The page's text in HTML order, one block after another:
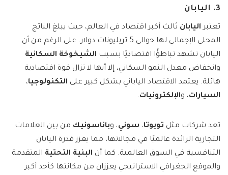
3. اليابان
تعتبر اليابان ثالث أكبر اقتصاد في العالم، حيث يبلغ الناتج
المحلي الإجمالي لها حوالي 5 تريليونات دولار. على الرغم من أن
اليابان تشهد تباطؤًا اقتصاديًا بسبب الشيخوخة السكانية
وانخفاض معدل النمو السكاني، إلا أنها لا تزال قوة اقتصادية
هائلة. يعتمد الاقتصاد الياباني بشكل كبير على التكنولوجيا،
السيارات، والإلكترونيات.
تعد شركات مثل تويوتا، سوني، وباناسونيك من بين العلامات
التجارية الرائدة عالميًا في مجالاتها، مما يعزز قدرة اليابان
التنافسية في السوق العالمية. كما أن البنية التحتية المتقدمة
والموقع الجغرافي الاستراتيجي يعززان من مكانتها كأحد أكبر